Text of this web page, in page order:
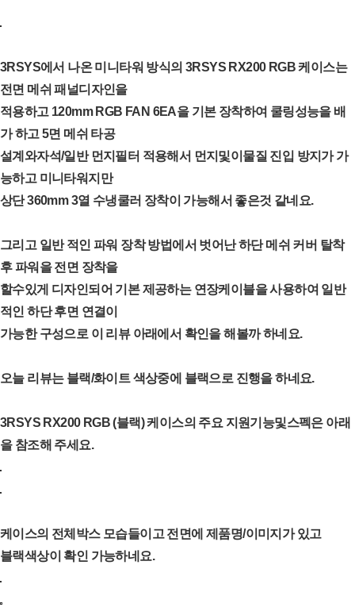
3RSYS에서 나온 미니타워 방식의 3RSYS RX200 RGB 케이스는
전면 메쉬 패널디자인을
적용하고 120mm RGB FAN 6EA을 기본 장착하여 쿨링성능을 배
가 하고 5면 메쉬 타공
설계와자석/일반 먼지필터 적용해서 먼지및이물질 진입 방지가 가
능하고 미니타워지만
상단 360mm 3열 수냉쿨러 장착이 가능해서 좋은것 같네요.
그리고 일반 적인 파워 장착 방법에서 벗어난 하단 메쉬 커버 탈착
후 파워을 전면 장착을
할수있게 디자인되어 기본 제공하는 연장케이블을 사용하여 일반
적인 하단 후면 연결이
가능한 구성으로 이 리뷰 아래에서 확인을 해볼까 하네요.
오늘 리뷰는 블랙/화이트 색상중에 블랙으로 진행을 하네요.
3RSYS RX200 RGB (블랙) 케이스의 주요 지원기능및스펙은 아래
을 참조해 주세요.
케이스의 전체박스 모습들이고 전면에 제품명/이미지가 있고
블랙색상이 확인 가능하네요.